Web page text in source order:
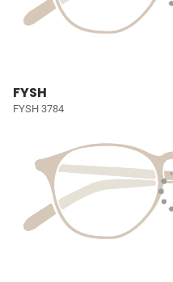
FYSH
FYSH 3784